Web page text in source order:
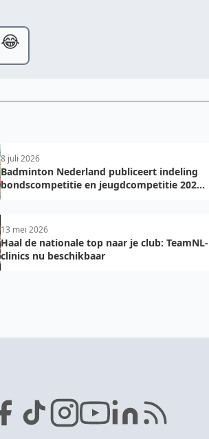
😂
8 juli 2026
Badminton Nederland publiceert indeling
bondscompetitie en jeugdcompetitie 2026-
13 mei 2026
Haal de nationale top naar je club: TeamNL-
clinics nu beschikbaar